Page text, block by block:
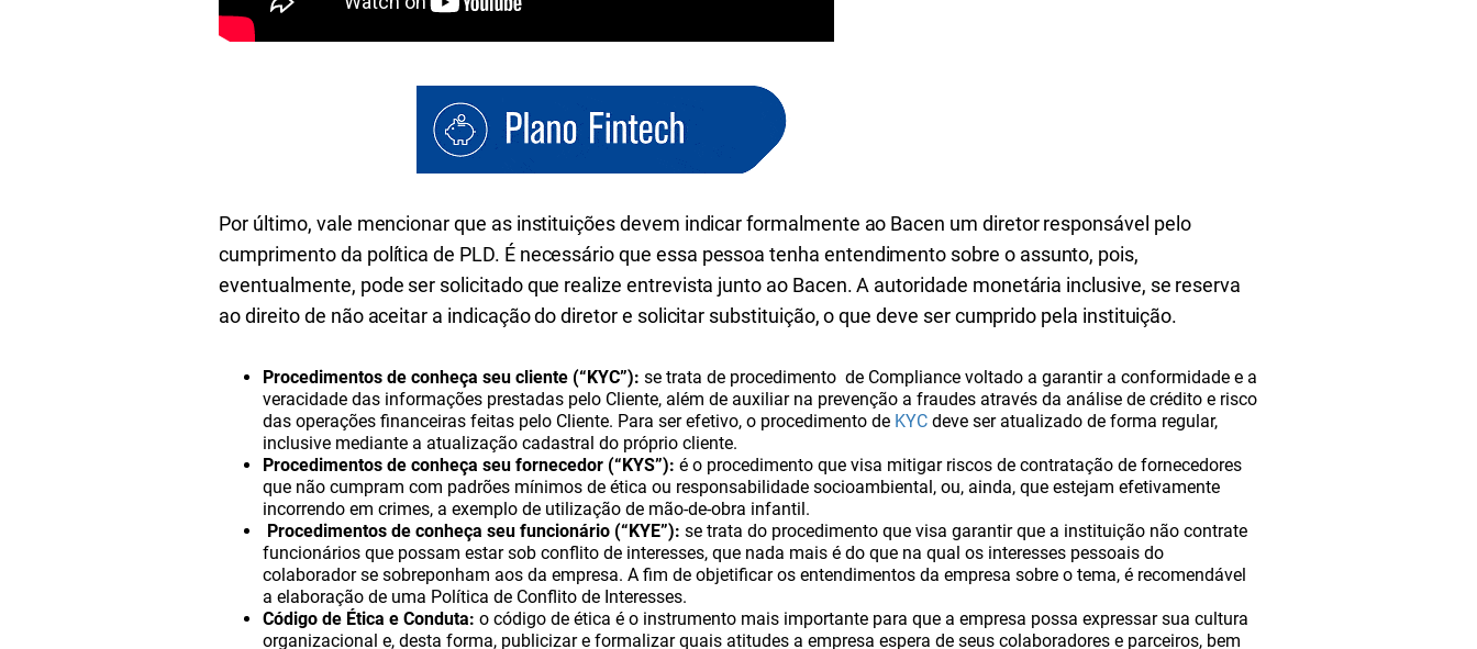
Por último, vale mencionar que as instituições devem indicar formalmente ao Bacen um diretor responsável pelo
cumprimento da política de PLD. É necessário que essa pessoa tenha entendimento sobre o assunto, pois,
eventualmente, pode ser solicitado que realize entrevista junto ao Bacen. A autoridade monetária inclusive, se reserva
ao direito de não aceitar a indicação do diretor e solicitar substituição, o que deve ser cumprido pela instituição.
Procedimentos de conheça seu cliente (“KYC”):se trata de procedimento de Compliance voltado a garantir a conformidade e a
veracidade das informações prestadas pelo Cliente, além de auxiliar na prevenção a fraudes através da análise de crédito e risco
das operações financeiras feitas pelo Cliente. Para ser efetivo, o procedimento de KYC deve ser atualizado de forma regular,
inclusive mediante a atualização cadastral do próprio cliente.
Procedimentos de conheça seu fornecedor (“KYS”):é o procedimento que visa mitigar riscos de contratação de fornecedores
que não cumpram com padrões mínimos de ética ou responsabilidade socioambiental, ou, ainda, que estejam efetivamente
incorrendo em crimes, a exemplo de utilização de mão-de-obra infantil.
Procedimentos de conheça seu funcionário (“KYE”):se trata do procedimento que visa garantir que a instituição não contrate
funcionários que possam estar sob conflito de interesses, que nada mais é do que na qual os interesses pessoais do
colaborador se sobreponham aos da empresa. A fim de objetificar os entendimentos da empresa sobre o tema, é recomendável
a elaboração de uma Política de Conflito de Interesses.
Código de Ética e Conduta: o código de ética é o instrumento mais importante para que a empresa possa expressar sua cultura
organizacional e, desta forma, publicizar e formalizar quais atitudes a empresa espera de seus colaboradores e parceiros, bem